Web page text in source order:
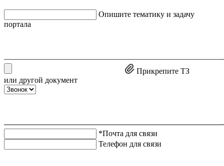
Опишите тематику и задачу
портала
Прикрепите ТЗ
или другой документ
*Почта для связи
Телефон для связи